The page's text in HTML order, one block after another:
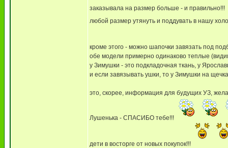
заказывала на размер больше - и правильно!!!
любой размер утянуть и поддувать в нашу
кроме этого - можно шапочки завязать под
обе модели примерно одинаково теплые
у Зимушки - это подкладочная ткань, у
и если завязывать ушки, то у Зимушки на
это, скорее, информация для будущих УЗ,
Лушенька - СПАСИБО тебе!!!
дети в восторге от новых покупок!!!